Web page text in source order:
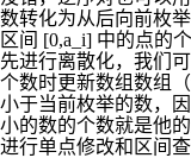
数转化为从后向前枚
区间 [0,a_i] 中的点的
先进行离散化，我们
个数时更新数组数组
小于当前枚举的数，
小的数的个数就是他
进行单点修改和区间查